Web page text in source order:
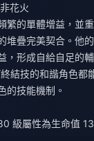
花火
繁的單體增益，並
疊完美契合。他
，形成自給自足的輔
結技的和諧角色都
的技能機制。
級屬性為生命值